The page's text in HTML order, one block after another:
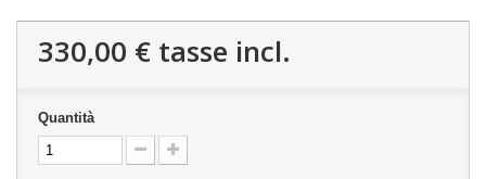
330,00 € tasse incl.
Quantità